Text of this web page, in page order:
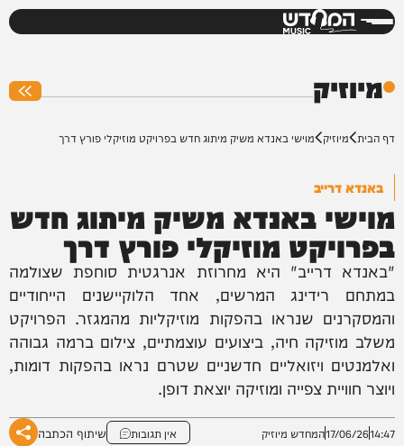
המחדש
מיוזיק
דף הבית מיוזיק מוישי באנדא משיק מיתוג חדש בפרויקט מוזיקלי פורץ דרך
באנדא דרייב
מוישי באנדא משיק מיתוג חדש
בפרויקט מוזיקלי פורץ דרך
"באנדא דרייב" היא מחרוזת אנרגטית סוחפת שצולמה
במתחם רידינג המרשים, אחד הלוקיישנים הייחודיים
והמסקרנים שנראו בהפקות מוזיקליות מהמגזר. הפרויקט
משלב מוזיקה חיה, ביצועים עוצמתיים, צילום ברמה גבוהה
ואלמנטים ויזואליים חדשניים שטרם נראו בהפקות דומות,
ויוצר חוויית צפייה ומוזיקה יוצאת דופן.
14:47
17/06/26המחדש מיוזיק אין תגובות שיתוף הכתבה